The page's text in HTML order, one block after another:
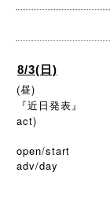
8/3(日)
(昼)
『近日発表』
act)
open/start
adv/day